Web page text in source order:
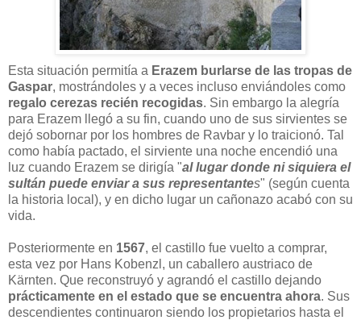
Esta situación permitía a Erazem burlarse de las tropas de
Gaspar, mostrándoles y a veces incluso enviándoles como
regalo cerezas recién recogidas. Sin embargo la alegría
para Erazem llegó a su fin, cuando uno de sus sirvientes se
dejó sobornar por los hombres de Ravbar y lo traicionó. Tal
como había pactado, el sirviente una noche encendió una
luz cuando Erazem se dirigía "al lugar donde ni siquiera el
sultán puede enviar a sus representantes" (según cuenta
la historia local), y en dicho lugar un cañonazo acabó con su
vida.
Posteriormente en 1567, el castillo fue vuelto a comprar,
esta vez por Hans Kobenzl, un caballero austriaco de
Kärnten. Que reconstruyó y agrandó el castillo dejando
prácticamente en el estado que se encuentra ahora. Sus
descendientes continuaron siendo los propietarios hasta el